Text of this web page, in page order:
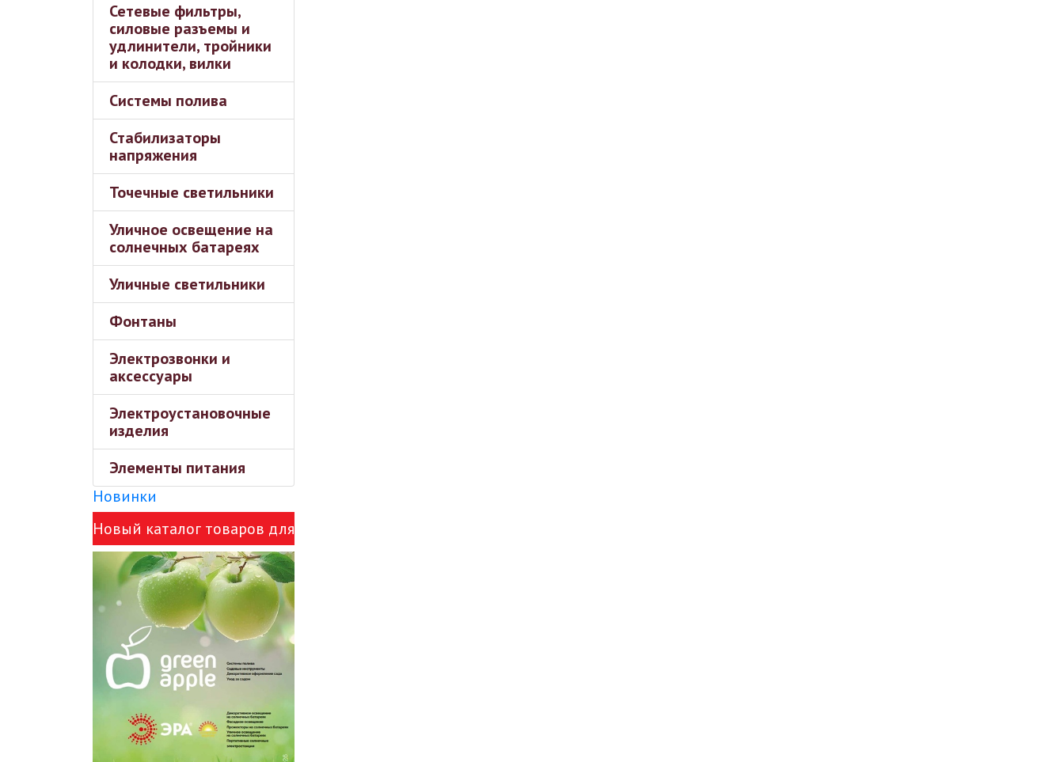
Сетевые фильтры,
силовые разъемы и
удлинители, тройники
и колодки, вилки
Системы полива
Стабилизаторы
напряжения
Точечные светильники
Уличное освещение на
солнечных батареях
Уличные светильники
Фонтаны
Электрозвонки и
аксессуары
Электроустановочные
изделия
Элементы питания
Новинки
Новый каталог товаров для
сада Green Apple и ЭРА!